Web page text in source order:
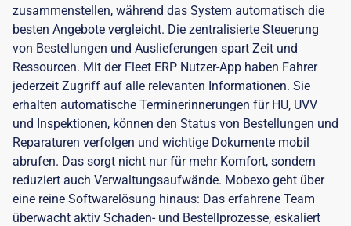
zusammenstellen, während das System automatisch die
besten Angebote vergleicht. Die zentralisierte Steuerung
von Bestellungen und Auslieferungen spart Zeit und
Ressourcen. Mit der Fleet ERP Nutzer-App haben Fahrer
jederzeit Zugriff auf alle relevanten Informationen. Sie
erhalten automatische Terminerinnerungen für HU, UVV
und Inspektionen, können den Status von Bestellungen und
Reparaturen verfolgen und wichtige Dokumente mobil
abrufen. Das sorgt nicht nur für mehr Komfort, sondern
reduziert auch Verwaltungsaufwände. Mobexo geht über
eine reine Softwarelösung hinaus: Das erfahrene Team
überwacht aktiv Schaden- und Bestellprozesse, eskaliert